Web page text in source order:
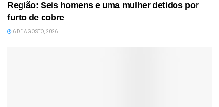
Região: Seis homens e uma mulher detidos por
furto de cobre
6 DE AGOSTO, 2026